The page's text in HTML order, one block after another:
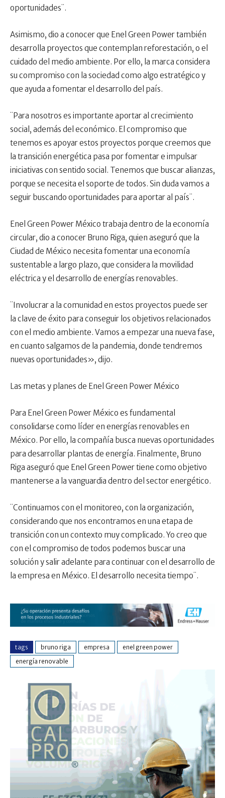
oportunidades¨.
Asimismo, dio a conocer que Enel Green Power también
desarrolla proyectos que contemplan reforestación, o el
cuidado del medio ambiente. Por ello, la marca considera
su compromiso con la sociedad como algo estratégico y
que ayuda a fomentar el desarrollo del país.
¨Para nosotros es importante aportar al crecimiento
social, además del económico. El compromiso que
tenemos es apoyar estos proyectos porque creemos que
la transición energética pasa por fomentar e impulsar
iniciativas con sentido social. Tenemos que buscar alianzas,
porque se necesita el soporte de todos. Sin duda vamos a
seguir buscando oportunidades para aportar al país¨.
Enel Green Power México trabaja dentro de la economía
circular, dio a conocer Bruno Riga, quien aseguró que la
Ciudad de México necesita fomentar una economía
sustentable a largo plazo, que considera la movilidad
eléctrica y el desarrollo de energías renovables.
¨Involucrar a la comunidad en estos proyectos puede ser
la clave de éxito para conseguir los objetivos relacionados
con el medio ambiente. Vamos a empezar una nueva fase,
en cuanto salgamos de la pandemia, donde tendremos
nuevas oportunidades», dijo.
Las metas y planes de Enel Green Power México
Para Enel Green Power México es fundamental
consolidarse como líder en energías renovables en
México. Por ello, la compañía busca nuevas oportunidades
para desarrollar plantas de energía. Finalmente, Bruno
Riga aseguró que Enel Green Power tiene como objetivo
mantenerse a la vanguardia dentro del sector energético.
¨Continuamos con el monitoreo, con la organización,
considerando que nos encontramos en una etapa de
transición con un contexto muy complicado. Yo creo que
con el compromiso de todos podemos buscar una
solución y salir adelante para continuar con el desarrollo de
la empresa en México. El desarrollo necesita tiempo¨.
tags bruno riga empresa
enel green power
energía renovable